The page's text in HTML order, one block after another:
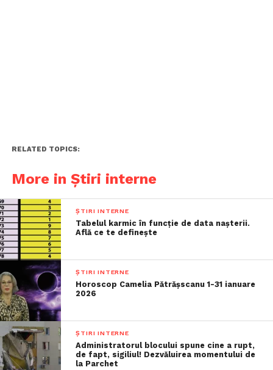
RELATED TOPICS:
More in Știri interne
ȘTIRI INTERNE
Tabelul karmic în funcție de data nașterii.
Află ce te definește
ȘTIRI INTERNE
Horoscop Camelia Pătrășscanu 1-31 ianuare
2026
ȘTIRI INTERNE
Administratorul blocului spune cine a rupt,
de fapt, sigiliul! Dezvăluirea momentului de
la Parchet